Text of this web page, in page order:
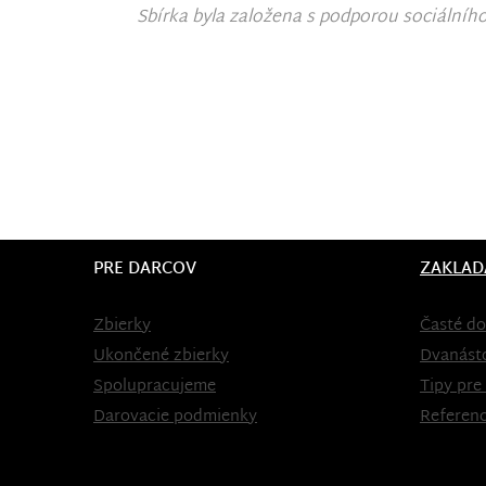
Sbírka byla založena s podporou
PRE DARCOV
Zbierky
Ukončené zbierky
Spolupracujeme
Darovacie podmienky
Časté
Tipy